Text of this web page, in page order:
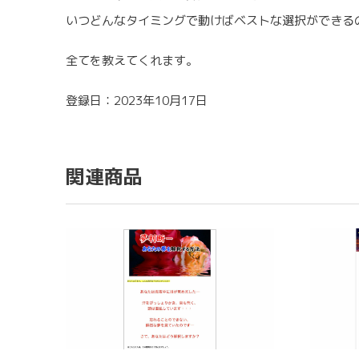
いつどんなタイミングで動けばベストな選択ができる
全てを教えてくれます。
登録日：2023年10月17日
関連商品